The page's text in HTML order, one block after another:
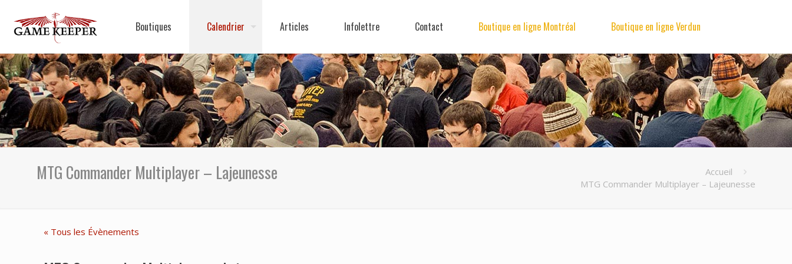
Boutiques Calendrier Articles Infolettre Contact Boutique en ligne Montréal Boutique en ligne Verdun
MTG Commander Multiplayer – Lajeunesse
Accueil
MTG Commander Multiplayer – Lajeunesse
« Tous les Évènements